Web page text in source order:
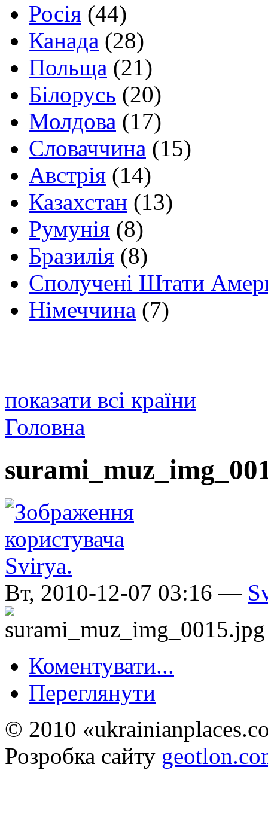
Росія (44)
Канада (28)
Польща (21)
Білорусь (20)
Молдова (17)
Словаччина (15)
Австрія (14)
Казахстан (13)
Румунія (8)
Бразилія (8)
Сполучені Штати
Німеччина (7)
показати всі країни
Головна
Вт, 2010-12-07 03:16 —
Коментувати...
Переглянути
© 2010
Розробка сайту